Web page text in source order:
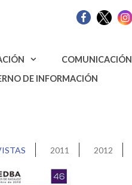
COMUNICACIÓN
DE INFORMACIÓN
2011 2012